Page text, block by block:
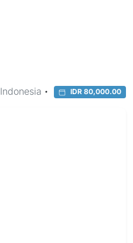
Indonesia IDR 80,000.00